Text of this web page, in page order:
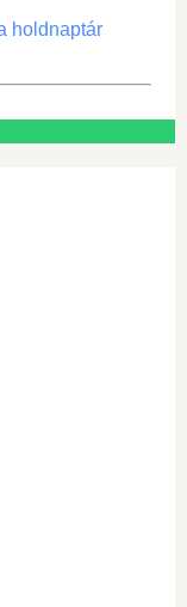
holdnaptár